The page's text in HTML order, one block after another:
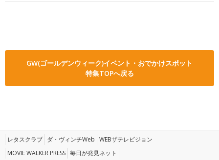
GW(ゴールデンウィーク)イベント・おでかけスポット
特集TOPへ戻る
レタスクラブ ダ・ヴィンチWeb WEBザテレビジョン
MOVIE WALKER PRESS 毎日が発見ネット